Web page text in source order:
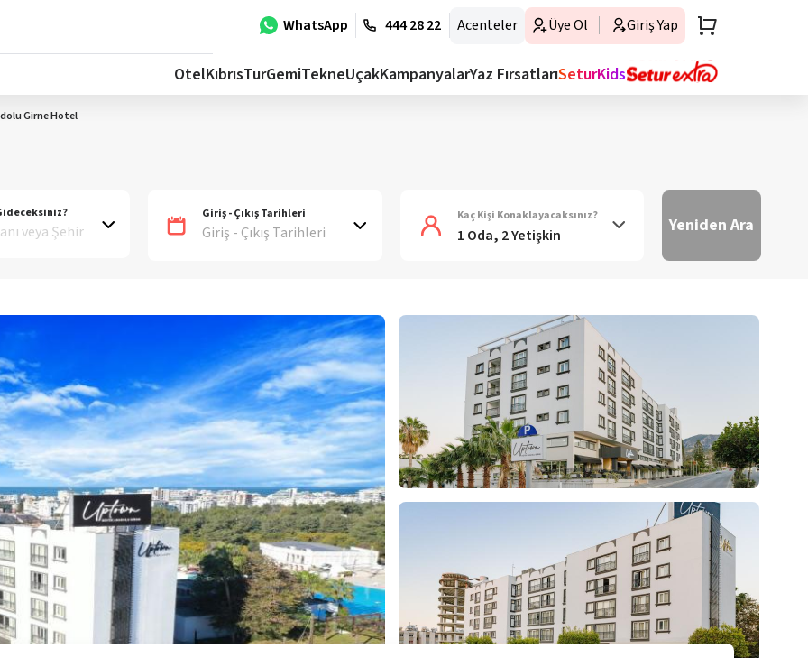
WhatsApp 444 28 22 Acenteler Üye Ol Giriş Yap
OtelKıbrısTurGemiTekneUçakKampanyalarYaz FırsatlarıSeturKids
Girne Hotel
Giriş - Çıkış Tarihleri
Giriş - Çıkış Tarihleri
Kaç Kişi Konaklayacaksınız?
1 Oda, 2 Yetişkin Yeniden Ara